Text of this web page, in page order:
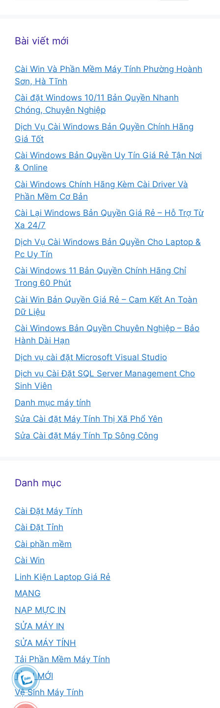
Bài viết mới
Cài Win Và Phần Mềm Máy Tính Phường Hoành
Sơn, Hà Tĩnh
Cài đặt Windows 10/11 Bản Quyền Nhanh
Chóng, Chuyên Nghiệp
Dịch Vụ Cài Windows Bản Quyền Chính Hãng
Giá Tốt
Cài Windows Bản Quyền Uy Tín Giá Rẻ Tận Nơi
& Online
Cài Windows Chính Hãng Kèm Cài Driver Và
Phần Mềm Cơ Bản
Cài Lại Windows Bản Quyền Giá Rẻ – Hỗ Trợ Từ
Xa 24/7
Dịch Vụ Cài Windows Bản Quyền Cho Laptop &
Pc Uy Tín
Cài Windows 11 Bản Quyền Chính Hãng Chỉ
Trong 60 Phút
Cài Win Bản Quyền Giá Rẻ – Cam Kết An Toàn
Dữ Liệu
Cài Windows Bản Quyền Chuyên Nghiệp – Bảo
Hành Dài Hạn
Dịch vụ cài đặt Microsoft Visual Studio
Dịch vụ Cài Đặt SQL Server Management Cho
Sinh Viên
Danh mục máy tính
Sửa Cài đặt Máy Tính Thị Xã Phổ Yên
Sửa Cài đặt Máy Tính Tp Sông Công
Danh mục
Cài Đặt Máy Tính
Cài Đặt Tỉnh
Cài phần mềm
Cài Win
Linh Kiện Laptop Giá Rẻ
MẠNG
NẠP MỰC IN
SỬA MÁY IN
SỬA MÁY TÍNH
Tải Phần Mềm Máy Tính
TỈNH MỚI
Vệ Sinh Máy Tính